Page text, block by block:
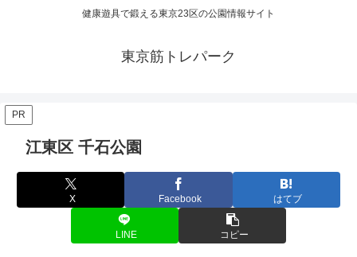
健康遊具で鍛える東京23区の公園情報サイト
東京筋トレパーク
PR
江東区 千石公園
X Facebook はてブ
LINE コピー